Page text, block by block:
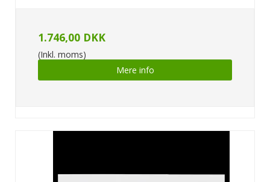
1.746,00 DKK
(Inkl. moms)
Mere info